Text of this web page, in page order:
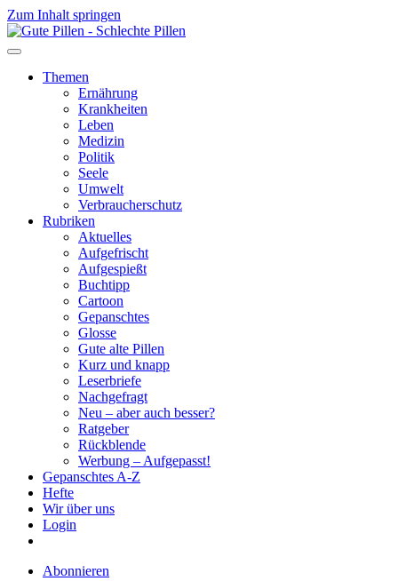
Zum Inhalt springen
Themen
Ernährung
Krankheiten
Leben
Medizin
Politik
Seele
Umwelt
Verbraucherschutz
Rubriken
Aktuelles
Aufgefrischt
Aufgespießt
Buchtipp
Cartoon
Gepanschtes
Glosse
Gute alte Pillen
Kurz und knapp
Leserbriefe
Nachgefragt
Neu – aber auch besser?
Ratgeber
Rückblende
Werbung – Aufgepasst!
Gepanschtes A-Z
Hefte
Wir über uns
Login
Abonnieren